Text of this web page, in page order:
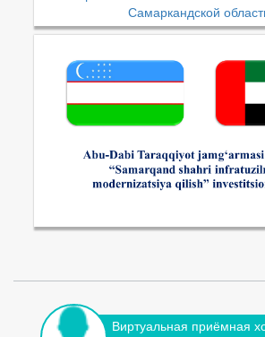
Самаркандской
Виртуальная приёмная